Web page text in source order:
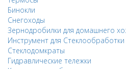
Бинокли
Снегоходы
Зернодробилки для домашнего
Инструмент для Стеклообработки
Стеклодомкраты
Гидравлические тележки